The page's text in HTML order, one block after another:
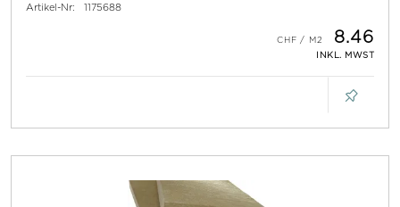
Artikel-Nr: 1175688
8.46
INKL. MWST